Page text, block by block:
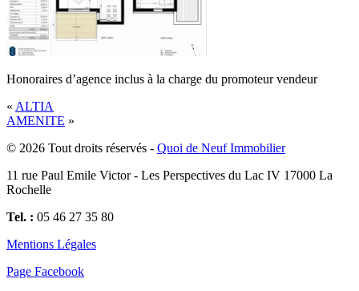
Honoraires d’agence inclus à la charge du promoteur vendeur
« ALTIA
AMENITE »
© 2026 Tout droits réservés - Quoi de Neuf Immobilier
11 rue Paul Emile Victor - Les Perspectives du Lac IV 17000 La
Rochelle
Tel. : 05 46 27 35 80
Mentions Légales
Page Facebook